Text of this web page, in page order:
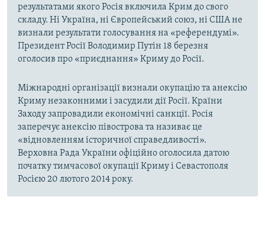
результатами якого Росія включила Крим до свого
складу. Ні Україна, ні Європейський союз, ні США не
визнали результати голосування на «референдумі».
Президент Росії Володимир Путін 18 березня
оголосив про «приєднання» Криму до Росії.
Міжнародні організації визнали окупацію та анексію
Криму незаконними і засудили дії Росії. Країни
Заходу запровадили економічні санкції. Росія
заперечує анексію півострова та називає це
«відновленням історичної справедливості».
Верховна Рада України офіційно оголосила датою
початку тимчасової окупації Криму і Севастополя
Росією 20 лютого 2014 року.